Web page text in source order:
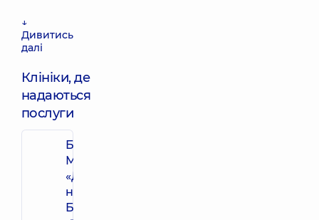
↓
Дивитись
далі
Клініки, де
надаються
послуги
Багатопрофільний
Медичний Центр
«Добробут» 24/7
на просп. Миколи
Бажана